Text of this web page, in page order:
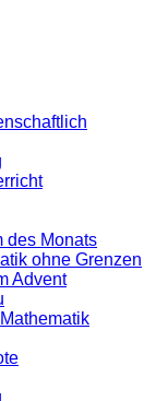
des Monats
ohne Grenzen
Advent